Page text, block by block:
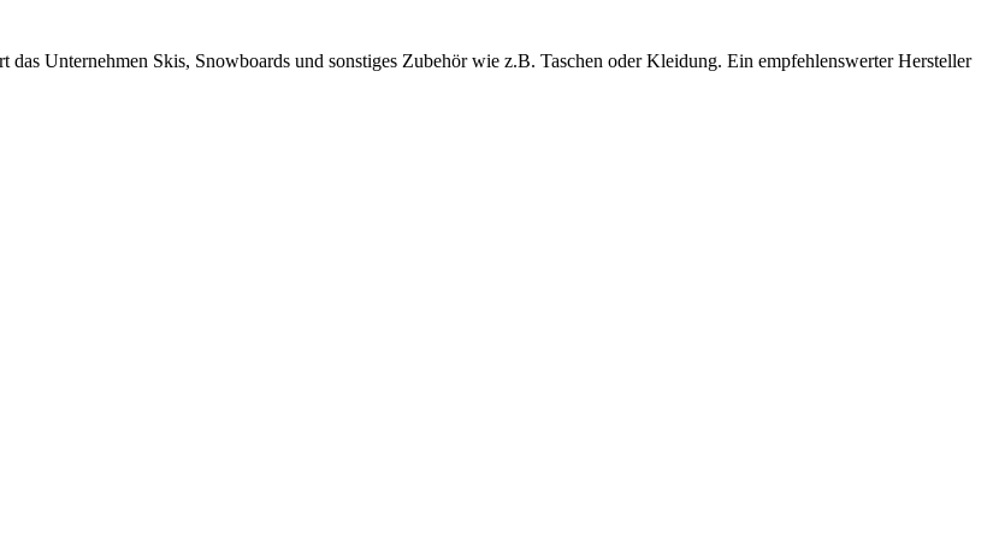
Unternehmen Skis, Snowboards und sonstiges Zubehör wie z.B. Taschen oder Kleidung. Ein empfehlenswerter Hersteller